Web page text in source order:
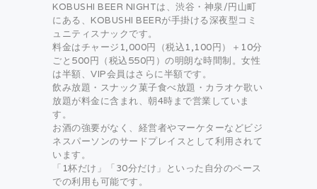
KOBUSHI BEER NIGHTは、渋谷・神泉/円山町
にある、KOBUSHI BEERが手掛ける深夜型コミ
ュニティスナックです。
料金はチャージ1,000円（税込1,100円）＋10分
ごと500円（税込550円）の明朗な時間制。女性
は半額、VIP会員はさらに半額です。
飲み放題・スナック菓子食べ放題・カラオケ歌い
放題が料金に含まれ、朝4時まで営業していま
す。
お酒の強要がなく、経営者やマーケターなどビジ
ネスパーソンのサードプレイスとして利用されて
います。
「1杯だけ」「30分だけ」といった自分のペース
での利用も可能です。